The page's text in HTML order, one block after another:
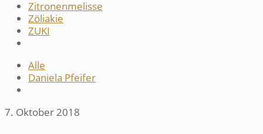
Zitronenmelisse
Zöliakie
ZUKI
Alle
Daniela Pfeifer
7. Oktober 2018